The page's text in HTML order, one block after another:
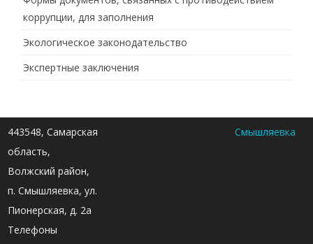
коррупции, для заполнения
Экологическое законодательство
Экспертные заключения
443548, Самарская
область,
Волжский район,
п. Смышляевка, ул.
Пионерская, д. 2а
Телефоны
Смышляевка